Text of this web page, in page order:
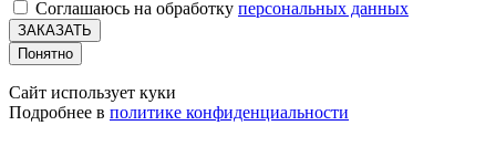
Соглашаюсь на обработку персональных данных
ЗАКАЗАТЬ
Понятно
Сайт использует куки
Подробнее в политике конфиденциальности